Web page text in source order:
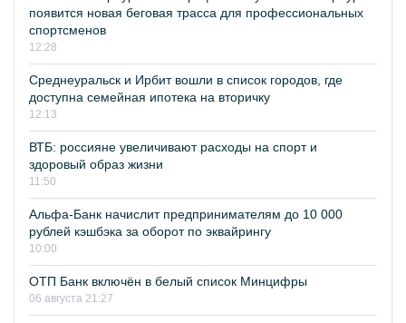
появится новая беговая трасса для профессиональных
спортсменов
12:28
Среднеуральск и Ирбит вошли в список городов, где
доступна семейная ипотека на вторичку
12:13
ВТБ: россияне увеличивают расходы на спорт и
здоровый образ жизни
11:50
Альфа-Банк начислит предпринимателям до 10 000
рублей кэшбэка за оборот по эквайрингу
10:00
ОТП Банк включён в белый список Минцифры
06 августа 21:27